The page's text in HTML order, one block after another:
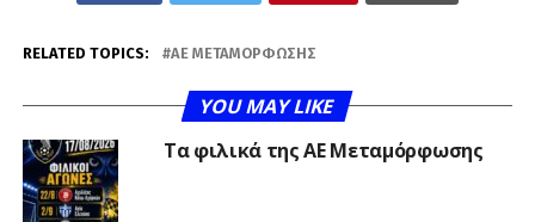
RELATED TOPICS: ΑΕ ΜΕΤΑΜΌΡΦΩΣΗΣ
YOU MAY LIKE
Τα φιλικά της ΑΕ Μεταμόρφωσης